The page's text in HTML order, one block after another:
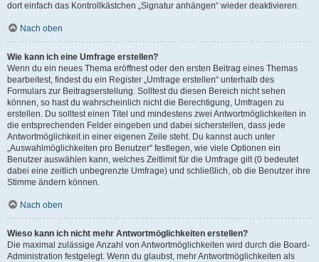
dort einfach das Kontrollkästchen „Signatur anhängen“ wieder deaktivieren.
Nach oben
Wie kann ich eine Umfrage erstellen?
Wenn du ein neues Thema eröffnest oder den ersten Beitrag eines Themas
bearbeitest, findest du ein Register „Umfrage erstellen“ unterhalb des
Formulars zur Beitragserstellung. Solltest du diesen Bereich nicht sehen
können, so hast du wahrscheinlich nicht die Berechtigung, Umfragen zu
erstellen. Du solltest einen Titel und mindestens zwei Antwortmöglichkeiten in
die entsprechenden Felder eingeben und dabei sicherstellen, dass jede
Antwortmöglichkeit in einer eigenen Zeile steht. Du kannst auch unter
„Auswahlmöglichkeiten pro Benutzer“ festlegen, wie viele Optionen ein
Benutzer auswählen kann, welches Zeitlimit für die Umfrage gilt (0 bedeutet
dabei eine zeitlich unbegrenzte Umfrage) und schließlich, ob die Benutzer ihre
Stimme ändern können.
Nach oben
Wieso kann ich nicht mehr Antwortmöglichkeiten erstellen?
Die maximal zulässige Anzahl von Antwortmöglichkeiten wird durch die Board-
Administration festgelegt. Wenn du glaubst, mehr Antwortmöglichkeiten als